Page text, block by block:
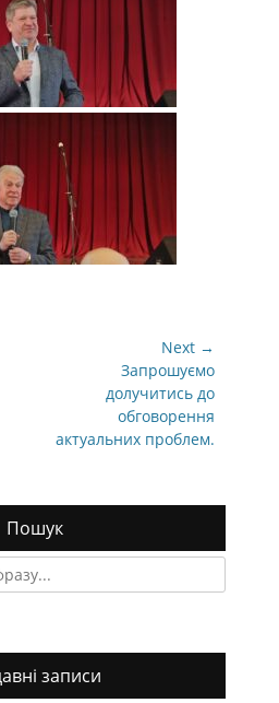
Next →
Запрошуємо
долучитись до
обговорення
актуальних проблем.
Пошук
записи